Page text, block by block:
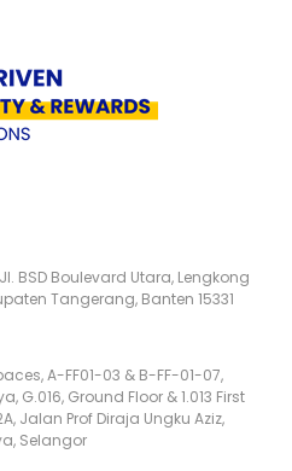
BSD Boulevard Utara, Lengkong
Tangerang, Banten 15331
A-FF01-03 & B-FF-01-07,
Ground Floor & 1.013 First
Jalan Prof Diraja Ungku Aziz,
Selangor